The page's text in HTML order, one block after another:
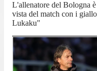
L'allenatore del Bologna
vista del match con i
Lukaku"